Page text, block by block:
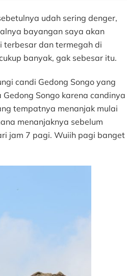
udah sering denger,
bayangan saya akan
terbesar dan termegah di
banyak, gak sebesar itu.
candi Gedong Songo yang
Songo karena candinya
tempatnya menanjak mulai
menanjaknya sebelum
jam 7 pagi. Wuiih pagi banget